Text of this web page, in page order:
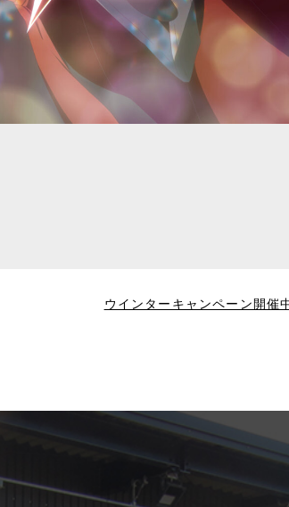
ウインターキャンペーン開催